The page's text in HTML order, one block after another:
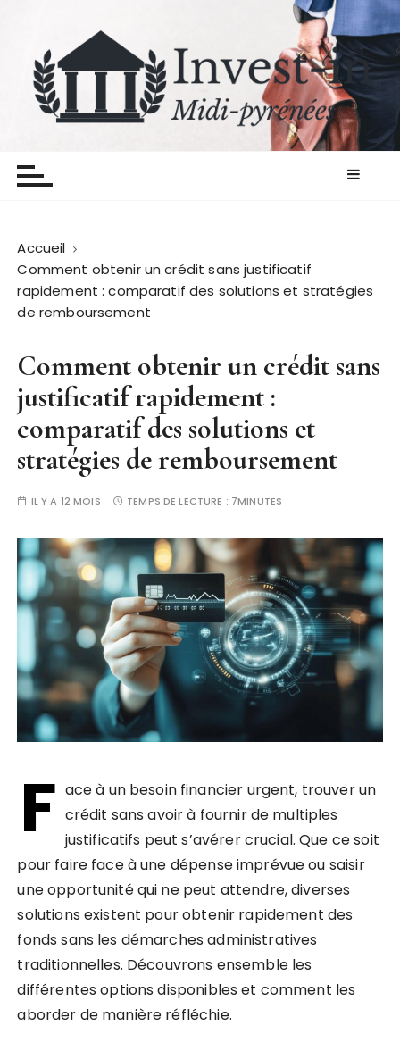
Invest in midipyrenees
Accueil
Comment obtenir un crédit sans justificatif
rapidement : comparatif des solutions et stratégies
de remboursement
Comment obtenir un crédit sans
justificatif rapidement :
comparatif des solutions et
stratégies de remboursement
IL Y A 12 MOIS TEMPS DE LECTURE : 7MINUTES
F ace à un besoin financier urgent, trouver un
crédit sans avoir à fournir de multiples
justificatifs peut s’avérer crucial. Que ce soit
pour faire face à une dépense imprévue ou saisir
une opportunité qui ne peut attendre, diverses
solutions existent pour obtenir rapidement des
fonds sans les démarches administratives
traditionnelles. Découvrons ensemble les
différentes options disponibles et comment les
aborder de manière réfléchie.